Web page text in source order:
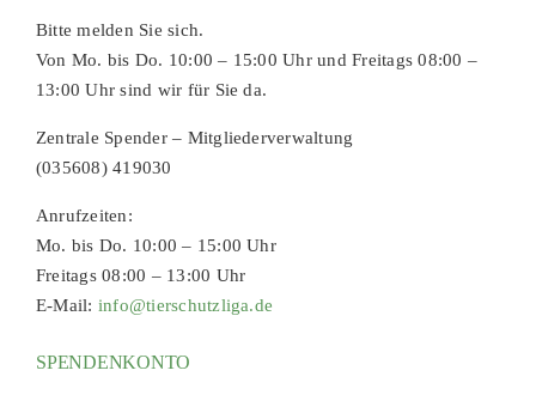
Bitte melden Sie sich.
Von Mo. bis Do. 10:00 – 15:00 Uhr und Freitags 08:00 –
13:00 Uhr sind wir für Sie da.
Zentrale Spender – Mitgliederverwaltung
(035608) 419030
Anrufzeiten:
Mo. bis Do. 10:00 – 15:00 Uhr
Freitags 08:00 – 13:00 Uhr
E-Mail: info@tierschutzliga.de
SPENDENKONTO